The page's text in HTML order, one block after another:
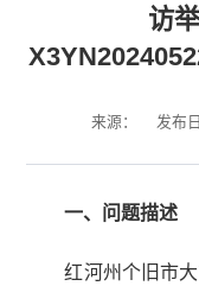
访
来源： 发布
一、 问题描述
红河州个旧市